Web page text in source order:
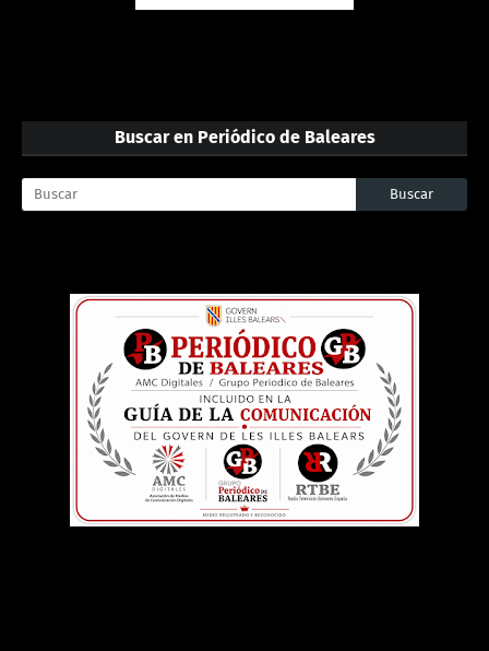
Buscar en Periódico de Baleares